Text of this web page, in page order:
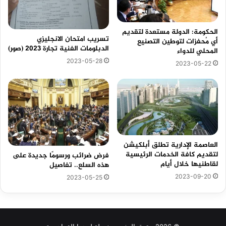
الحكومة: الدولة مستعدة لتقديم
أي مُحفزات لتوطين التصنيع
المحلي للدواء
2023-05-22
تسريب امتحان الانجليزي
الدبلومات الفنية تجارة 2023 (صور)
2023-05-28
العاصمة الإدارية تطلق أبلكيشن
لتقديم كافة الخدمات الرئيسية
لقاطنيها خلال أيام
2023-09-20
فرض ضرائب ورسومًا جديدة على
هذه السلع.. تفاصيل
2023-05-25